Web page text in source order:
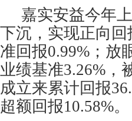
嘉实安益今年
下沉，实现正向
准回报0.99%；放
业绩基准3.26%，
成立来累计回报
超额回报10.58%。